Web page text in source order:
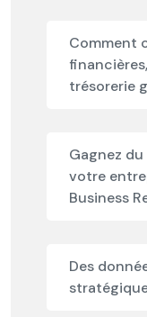
Comment
trésorerie
Gagnez
votre
Business
Des